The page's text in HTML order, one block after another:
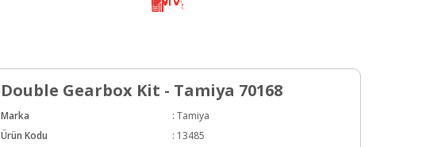
Double Gearbox Kit - Tamiya 70168
Marka : Tamiya
Ürün Kodu
: 13485